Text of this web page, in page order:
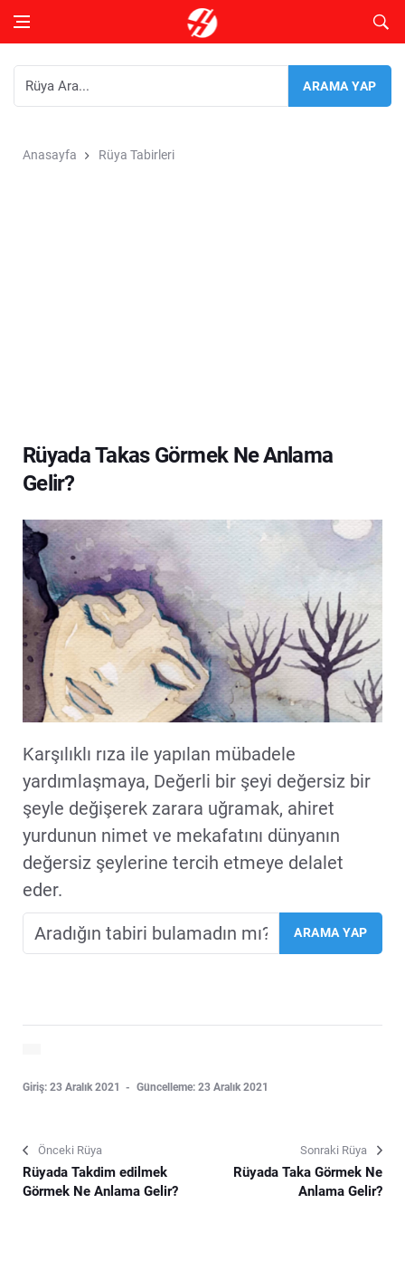
Anasayfa Rüya Tabirleri
Rüyada Takas Görmek Ne Anlama
Gelir?
Karşılıklı rıza ile yapılan mübadele
yardımlaşmaya, Değerli bir şeyi değersiz bir
şeyle değişerek zarara uğramak, ahiret
yurdunun nimet ve mekafatını dünyanın
değersiz şeylerine tercih etmeye delalet
eder.
Giriş: 23 Aralık 2021 Güncelleme: 23 Aralık 2021
Önceki Rüya
Rüyada Takdim edilmek
Görmek Ne Anlama Gelir?
Sonraki Rüya
Rüyada Taka Görmek Ne
Anlama Gelir?